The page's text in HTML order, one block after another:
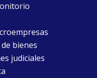
bienes
judiciales